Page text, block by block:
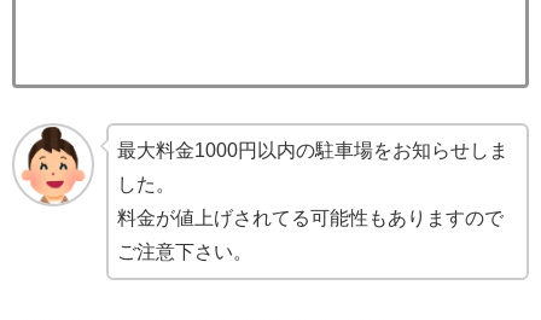
最大料金1000円以内の駐車場をお知らせしま
した。
料金が値上げされてる可能性もありますので
ご注意下さい。